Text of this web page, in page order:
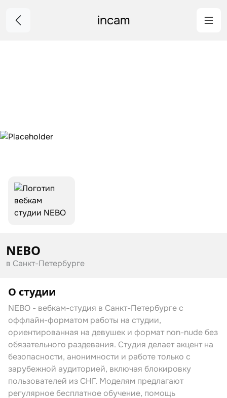
incam
NEBO
в Санкт-Петербурге
О студии
NEBO - вебкам-студия в Санкт-Петербурге с
оффлайн-форматом работы на студии,
ориентированная на девушек и формат non-nude без
обязательного раздевания. Студия делает акцент на
безопасности, анонимности и работе только с
зарубежной аудиторией, включая блокировку
пользователей из СНГ. Моделям предлагают
регулярное бесплатное обучение, помощь